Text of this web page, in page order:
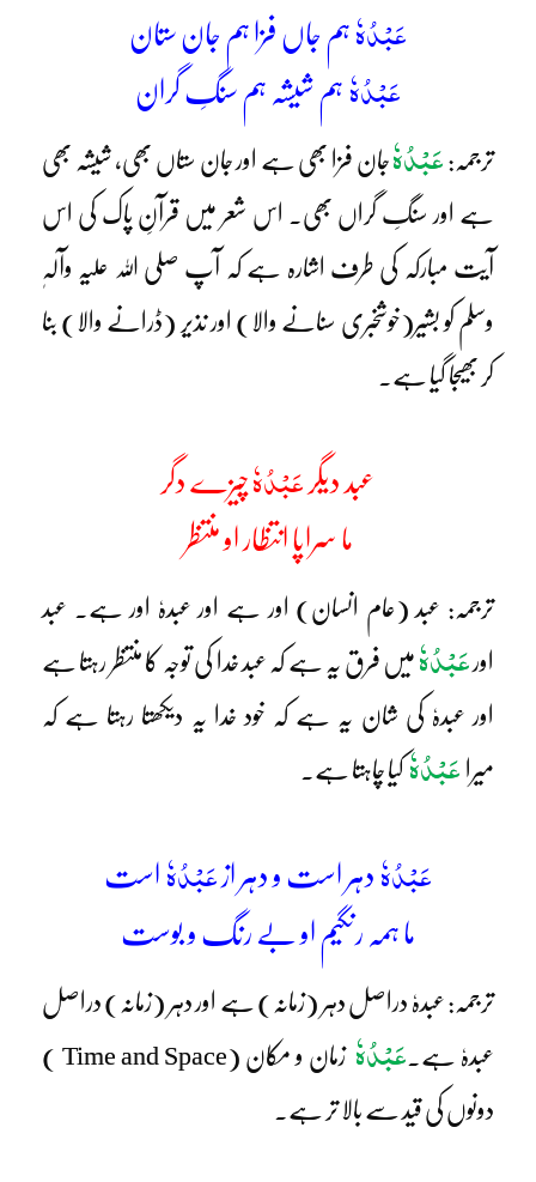
عَبْدُہٗ ہم جاں فزا ہم جان ستان
عَبْدُہٗ ہم شیشہ ہم سنگِ گران
ترجمہ: عَبْدُہٗ جان فزا بھی ہے اور جان ستاں بھی، شیشہ بھی
ہے اور سنگِ گراں بھی۔ اس شعر میں قرآنِ پاک کی اس
آیت مبارکہ کی طرف اشارہ ہے کہ آپ صلی اللہ علیہ وآلہٖ
وسلم کو بشیر(خوشخبری سنانے والا) اور نذیر (ڈرانے والا) بنا
کر بھیجا گیا ہے۔
عبد دیگر عَبْدُہٗ چیزے دگر
ما سراپا انتظار او منتظر
ترجمہ: عبد (عام انسان) اور ہے اور عبدہٗ اور ہے۔ عبد
اور عَبْدُہٗ میں فرق یہ ہے کہ عبد خدا کی توجہ کا منتظر رہتا ہے
اور عبدہٗ کی شان یہ ہے کہ خود خدا یہ دیکھتا رہتا ہے کہ
میرا عَبْدُہٗ کیا چاہتا ہے۔
عَبْدُہٗ دہر است و دہر از عَبْدُہٗ است
ما ہمہ رنگیم او بے رنگ و بوست
ترجمہ: عبدہٗ دراصل دہر (زمانہ) ہے اور دہر (زمانہ) دراصل
عبدہٗ ہے۔ عَبْدُہٗ زمان و مکان (Time and Space )
دونوں کی قید سے بالا تر ہے۔